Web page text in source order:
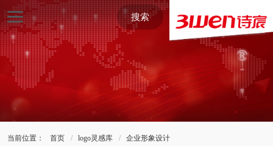
搜索
当前位置： 首页 logo灵感库 企业形象设计